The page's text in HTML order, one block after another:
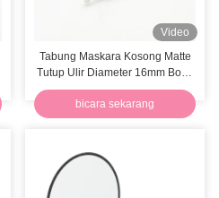
Video
Tabung Maskara Kosong Matte
Tutup Ulir Diameter 16mm Botol
Maskara Putih
bicara sekarang